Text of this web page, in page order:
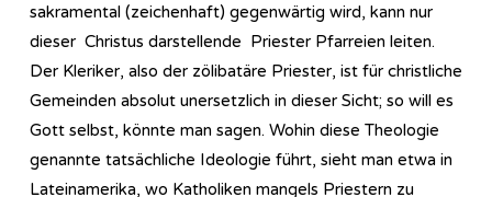
sakramental (zeichenhaft) gegenwärtig wird, kann nur
dieser Christus darstellende Priester Pfarreien leiten.
Der Kleriker, also der zölibatäre Priester, ist für christliche
Gemeinden absolut unersetzlich in dieser Sicht; so will es
Gott selbst, könnte man sagen. Wohin diese Theologie
genannte tatsächliche Ideologie führt, sieht man etwa in
Lateinamerika, wo Katholiken mangels Priestern zu